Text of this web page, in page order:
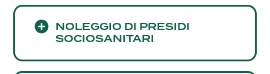
NOLEGGIO DI PRESIDI
SOCIOSANITARI